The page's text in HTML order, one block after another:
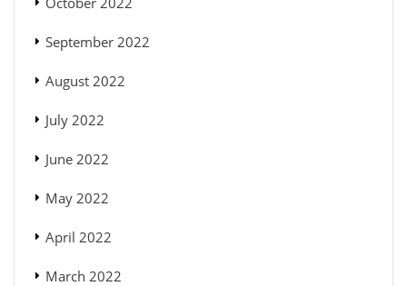
September 2022
August 2022
July 2022
June 2022
May 2022
April 2022
March 2022